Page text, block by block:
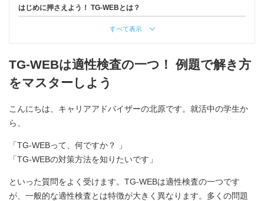
はじめに押さえよう！ TG-WEBとは？
すべて表示
TG-WEBは適性検査の一つ！ 例題で解き方
をマスターしよう
こんにちは、キャリアアドバイザーの北原です。就活中の学生か
ら、
「TG-WEBって、何ですか？ 」
「TG-WEBの対策方法を知りたいです」
といった質問をよく受けます。TG-WEBは適性検査の一つです
が、一般的な適性検査とは特徴が大きく異なります。多くの問題